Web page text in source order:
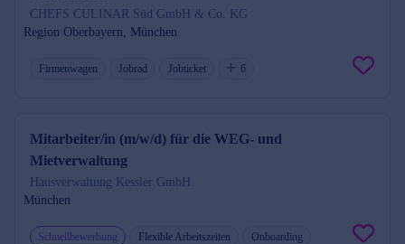
CHEFS CULINAR Süd GmbH & Co. KG
Region Oberbayern, München
Firmenwagen Jobrad Jobticket 6
Mitarbeiter/in (m/w/d) für die WEG- und
Mietverwaltung
Hausverwaltung Kessler GmbH
München
Schnellbewerbung Flexible Arbeitszeiten Onboarding